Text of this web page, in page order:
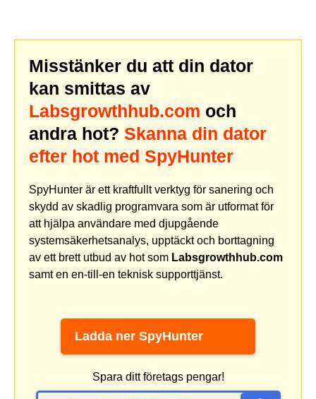
Misstänker du att din dator
kan smittas av
Labsgrowthhub.com och
andra hot? Skanna din dator
efter hot med SpyHunter
SpyHunter är ett kraftfullt verktyg för sanering och
skydd av skadlig programvara som är utformat för
att hjälpa användare med djupgående
systemsäkerhetsanalys, upptäckt och borttagning
av ett brett utbud av hot som Labsgrowthhub.com
samt en en-till-en teknisk supporttjänst.
Ladda ner SpyHunter
Spara ditt företags pengar!